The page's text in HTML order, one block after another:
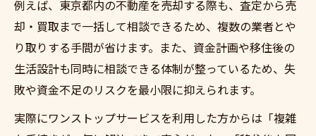
例えば、東京都内の不動産を売却する際も、査定から売
却・買取まで一括して相談できるため、複数の業者とや
り取りする手間が省けます。また、資金計画や移住後の
生活設計も同時に相談できる体制が整っているため、失
敗や資金不足のリスクを最小限に抑えられます。
実際にワンストップサービスを利用した方からは「複雑